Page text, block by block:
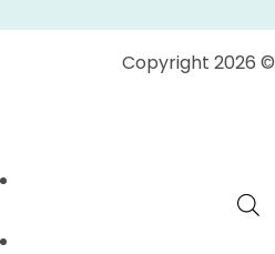
Copyright 2026 ©